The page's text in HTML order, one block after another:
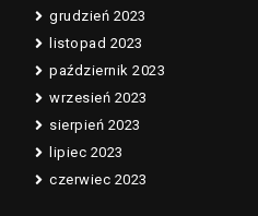
grudzień 2023
listopad 2023
październik 2023
wrzesień 2023
sierpień 2023
lipiec 2023
czerwiec 2023